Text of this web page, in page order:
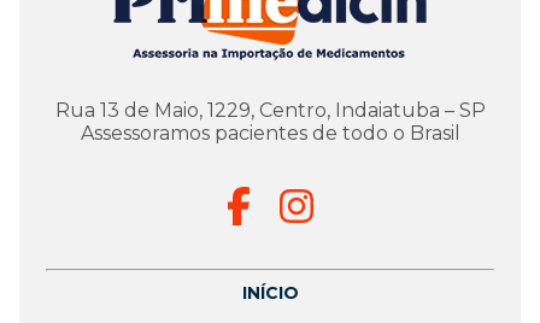
Rua 13 de Maio, 1229, Centro, Indaiatuba – SP
Assessoramos pacientes de todo o Brasil
INÍCIO